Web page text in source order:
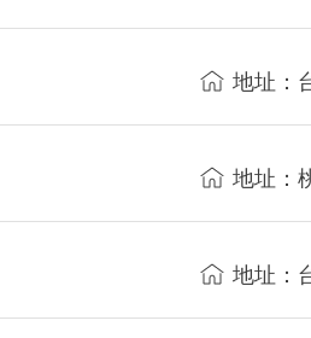
地址：
地址：
地址：